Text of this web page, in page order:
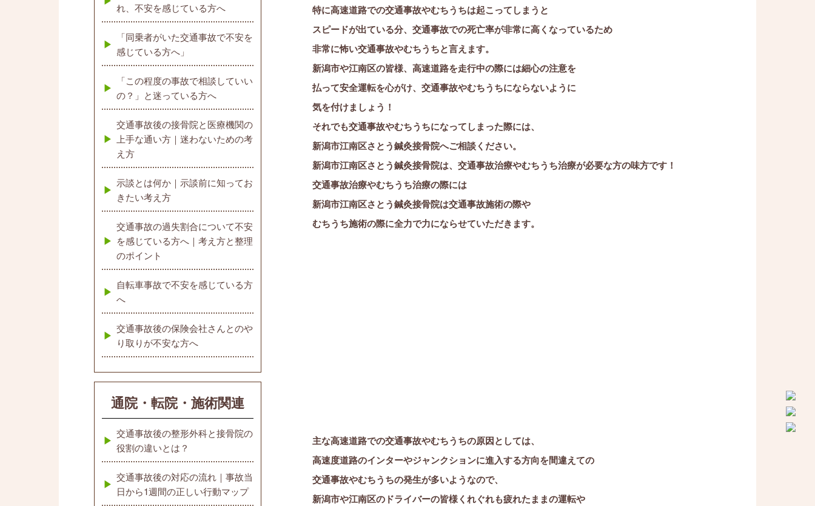
特に高速道路での交通事故やむちうちは起こってしまうと
スピードが出ている分、交通事故での死亡率が非常に高くなっているため
非常に怖い交通事故やむちうちと言えます。
新潟市や江南区の皆様、高速道路を走行中の際には細心の注意を
払って安全運転を心がけ、交通事故やむちうちにならないように
気を付けましょう！
それでも交通事故やむちうちになってしまった際には、
新潟市江南区さとう鍼灸接骨院へご相談ください。
新潟市江南区さとう鍼灸接骨院は、交通事故治療やむちうち治療が必要な方の味方です！
交通事故治療やむちうち治療の際には
新潟市江南区さとう鍼灸接骨院は交通事故施術の際や
むちうち施術の際に全力で力にならせていただきます。
主な高速道路での交通事故やむちうちの原因としては、
高速度道路のインターやジャンクションに進入する方向を間違えての
交通事故やむちうちの発生が多いようなので、
新潟市や江南区のドライバーの皆様くれぐれも疲れたままの運転や
れ、不安を感じている方へ
「同乗者がいた交通事故で不安を
感じている方へ」
「この程度の事故で相談していい
の？」と迷っている方へ
交通事故後の接骨院と医療機関の
上手な通い方｜迷わないための考
え方
示談とは何か｜示談前に知ってお
きたい考え方
交通事故の過失割合について不安
を感じている方へ｜考え方と整理
のポイント
自転車事故で不安を感じている方
へ
交通事故後の保険会社さんとのや
り取りが不安な方へ
通院・転院・施術関連
交通事故後の整形外科と接骨院の
役割の違いとは？
交通事故後の対応の流れ｜事故当
日から1週間の正しい行動マップ